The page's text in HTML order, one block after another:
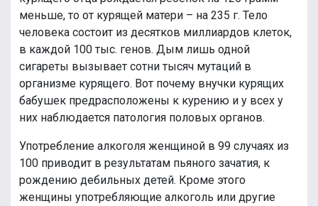
меньше, то от курящей матери – на 235 г. Тело
человека состоит из десятков миллиардов клеток,
в каждой 100 тыс. генов. Дым лишь одной
сигареты вызывает сотни тысяч мутаций в
организме курящего. Вот почему внучки курящих
бабушек предрасположены к курению и у всех у
них наблюдается патология половых органов.
Употребление алкоголя женщиной в 99 случаях из
100 приводит в результатам пьяного зачатия, к
рождению дебильных детей. Кроме этого
женщины употребляющие алкоголь или другие